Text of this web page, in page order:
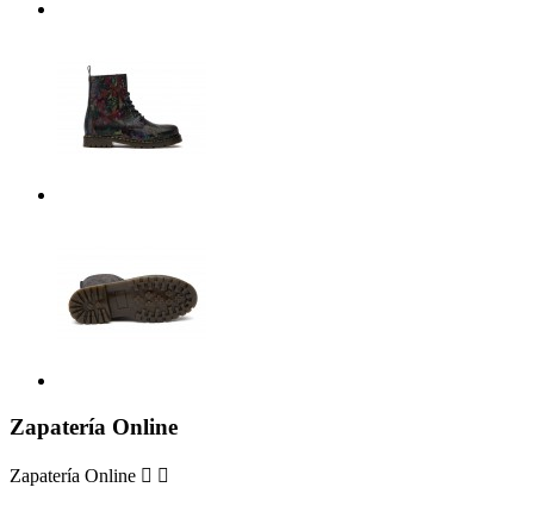
Zapatería Online
Zapatería Online  